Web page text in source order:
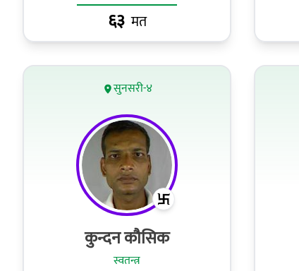
६३ मत
सुनसरी-४
कुन्दन कौसिक
स्वतन्त्र